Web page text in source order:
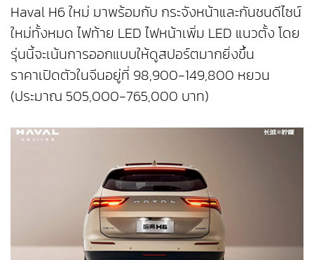
Haval H6 ใหม่ มาพร้อมกับ กระจังหน้าและกันชนดีไซน์
ใหม่ทั้งหมด ไฟท้าย LED ไฟหน้าเพิ่ม LED แนวตั้ง โดย
รุ่นนี้จะเน้นการออกแบบให้ดูสปอร์ตมากยิ่งขึ้น
ราคาเปิดตัวในจีนอยู่ที่ 98,900-149,800 หยวน
(ประมาณ 505,000-765,000 บาท)